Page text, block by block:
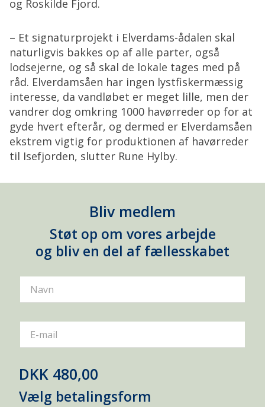
og Roskilde Fjord.
– Et signaturprojekt i Elverdams-ådalen skal
naturligvis bakkes op af alle parter, også
lodsejerne, og så skal de lokale tages med på
råd. Elverdamsåen har ingen lystfiskermæssig
interesse, da vandløbet er meget lille, men der
vandrer dog omkring 1000 havørreder op for at
gyde hvert efterår, og dermed er Elverdamsåen
ekstrem vigtig for produktionen af havørreder
til Isefjorden, slutter Rune Hylby.
Bliv medlem
Støt op om vores arbejde
og bliv en del af fællesskabet
Navn
E-mail
DKK 480,00
Vælg betalingsform